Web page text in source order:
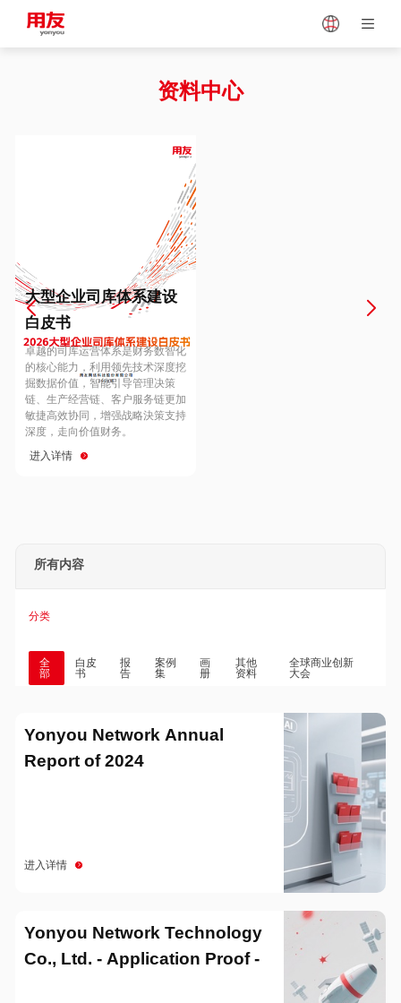
Vietnam
Europe
Hungary
Hong Kong
资料中心
大型企业司库体系建设
白皮书
卓越的司库运营体系是财务数智化
的核心能力，利用领先技术深度挖
掘数据价值，智能引导管理决策
链、生产经营链、客户服务链更加
敏捷高效协同，增强战略決策支持
深度，走向价值财务。
进入详情
所有内容
分类
全
部
白皮
书
报
告
案例
集
画
册
其他
资料
全球商业创新
大会
Yonyou Network Annual
Report of 2024
进入详情
Yonyou Network Technology
Co., Ltd. - Application Proof -